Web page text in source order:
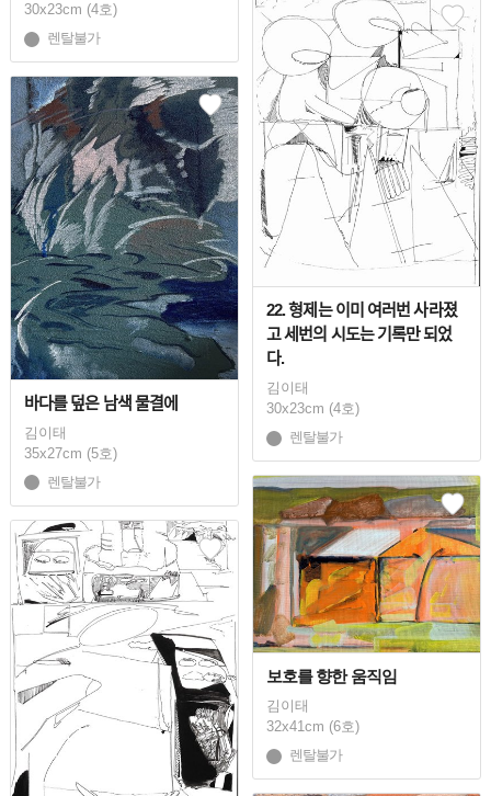
30x23cm (4호)
렌탈불가
22. 형제는 이미 여러번 사라졌
고 세번의 시도는 기록만 되었
다.
김이태
30x23cm (4호)
렌탈불가
바다를 덮은 남색 물결에
김이태
35x27cm (5호)
렌탈불가
보호를 향한 움직임
김이태
32x41cm (6호)
렌탈불가